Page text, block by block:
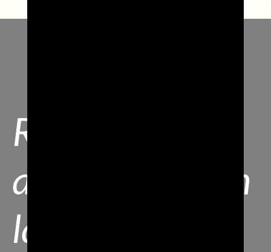
Resta
aggiornato con
la nostra